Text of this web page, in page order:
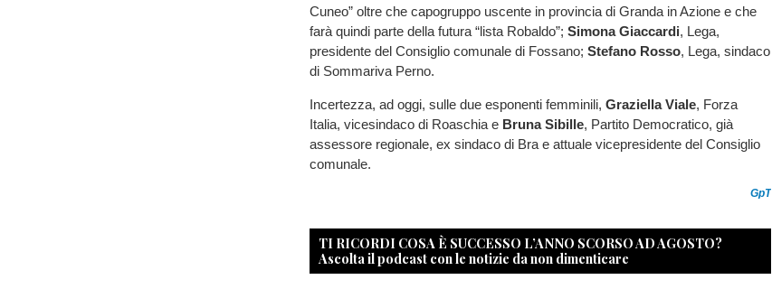
Cuneo” oltre che capogruppo uscente in provincia di Granda in Azione e che
farà quindi parte della futura “lista Robaldo”; Simona Giaccardi, Lega,
presidente del Consiglio comunale di Fossano; Stefano Rosso, Lega, sindaco
di Sommariva Perno.
Incertezza, ad oggi, sulle due esponenti femminili, Graziella Viale, Forza
Italia, vicesindaco di Roaschia e Bruna Sibille, Partito Democratico, già
assessore regionale, ex sindaco di Bra e attuale vicepresidente del Consiglio
comunale.
GpT
TI RICORDI COSA È SUCCESSO L’ANNO SCORSO AD AGOSTO?
Ascolta il podcast con le notizie da non dimenticare